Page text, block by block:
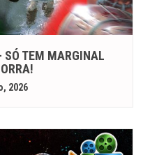
TEM MARGINAL
2026